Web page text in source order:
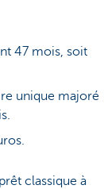
47 mois, soit
unique majoré
classique à